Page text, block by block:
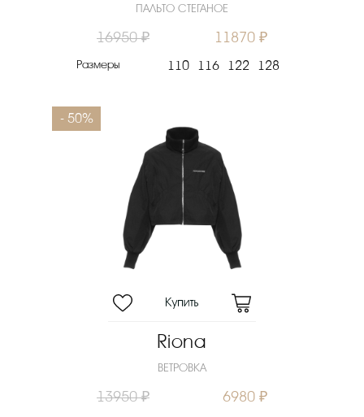
ПАЛЬТО СТЕГАНОЕ
16950 ₽ 11870 ₽
Размеры 110 116 122 128
- 50%
Riona
ВЕТРОВКА
13950 ₽ 6980 ₽